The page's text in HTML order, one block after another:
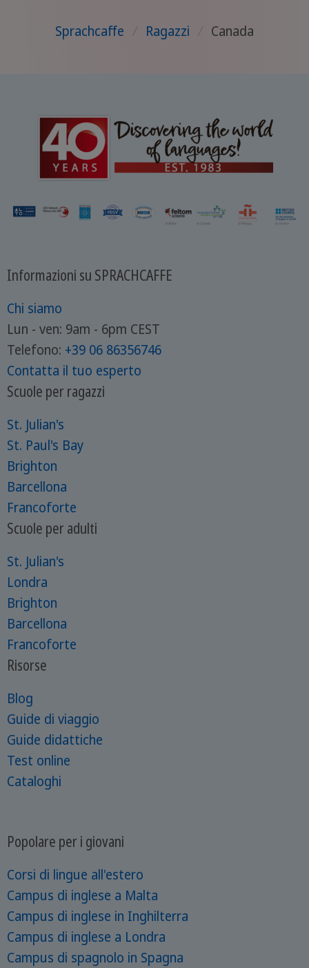
Sprachcaffe / Ragazzi / Canada
Informazioni su SPRACHCAFFE
Chi siamo
Lun - ven: 9am - 6pm CEST
Telefono: +39 06 86356746
Contatta il tuo esperto
Scuole per ragazzi
St. Julian's
St. Paul's Bay
Brighton
Barcellona
Francoforte
Scuole per adulti
St. Julian's
Londra
Brighton
Barcellona
Francoforte
Risorse
Blog
Guide di viaggio
Guide didattiche
Test online
Cataloghi
Popolare per i giovani
Corsi di lingue all'estero
Campus di inglese a Malta
Campus di inglese in Inghilterra
Campus di inglese a Londra
Campus di spagnolo in Spagna